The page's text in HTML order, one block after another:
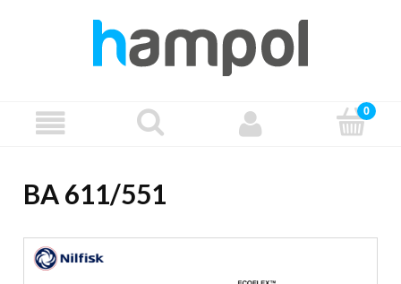
BA 611/551